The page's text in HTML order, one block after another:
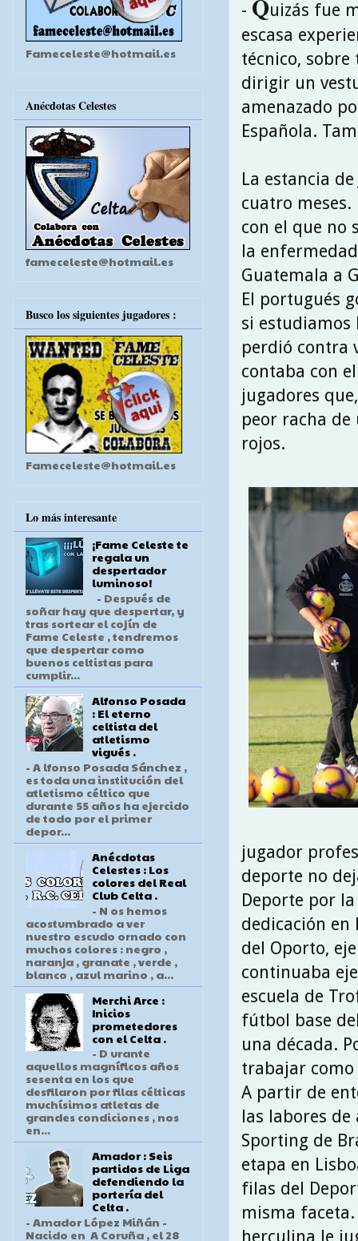
- Quizás fue
escasa
técnico, sobre
dirigir un
amenazado
Española.
La estancia
cuatro
con el que no
la
Guatemala a
El portugués
si estudiamos
perdió contra
contaba con
jugadores
peor racha
rojos.
jugador
deporte no
Deporte por
dedicación en
del Oporto,
continuaba
escuela de
fútbol base
una década.
trabajar
A partir de
las labores de
Sporting de
etapa en
filas del
misma
herculina le
Fameceleste@hotmail.es
Anécdotas Celestes
fameceleste@hotmail.es
Busco los siguientes jugadores :
Fameceleste@hotmail.es
Lo más interesante
¡Fame Celeste te
regala un
despertador
luminoso!
- Después de
soñar hay que despertar, y
tras sortear el cojín de
Fame Celeste , tendremos
que despertar como
buenos celtistas para
cumplir...
Alfonso Posada
: El eterno
celtista del
atletismo
vigués .
- A lfonso Posada Sánchez ,
es toda una institución del
atletismo céltico que
durante 55 años ha ejercido
de todo por el primer
depor...
Anécdotas
Celestes : Los
colores del Real
Club Celta .
- N os hemos
acostumbrado a ver
nuestro escudo ornado con
muchos colores : negro ,
naranja , granate , verde ,
blanco , azul marino , a...
Merchi Arce :
Inicios
prometedores
con el Celta .
- D urante
aquellos magníficos años
sesenta en los que
desfilaron por filas célticas
muchísimos atletas de
grandes condiciones , nos
en...
Amador : Seis
partidos de Liga
defendiendo la
portería del
Celta .
- Amador López Miñán -
Nacido en A Coruña , el 28